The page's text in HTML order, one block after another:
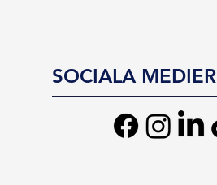
SOCIALA MEDIER